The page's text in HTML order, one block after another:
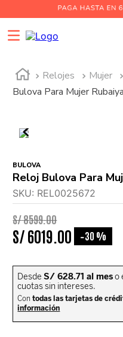
Relojes Mujer
Bulova Para Mujer
BULOVA
Reloj Bulova Para
SKU: REL0025672
S/8599.00
S/6019 00 -30 %